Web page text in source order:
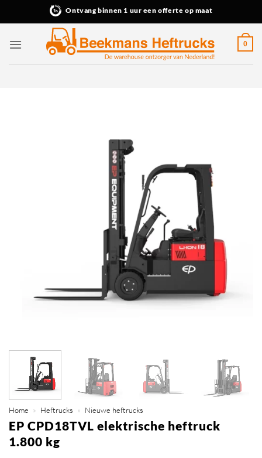
Ontvang binnen 1 uur een offerte op maat
0
Home » Heftrucks » Nieuwe heftrucks
EP CPD18TVL elektrische heftruck
1.800 kg